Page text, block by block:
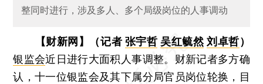
整同时进行，涉及多人、多个局级岗位的人事调动
【财新网】（记者 张宇哲 吴红毓然 刘卓哲）
银监会近日进行大面积人事调整。财新记者多方确
认，十一位银监会及其下属分局官员岗位轮换，目